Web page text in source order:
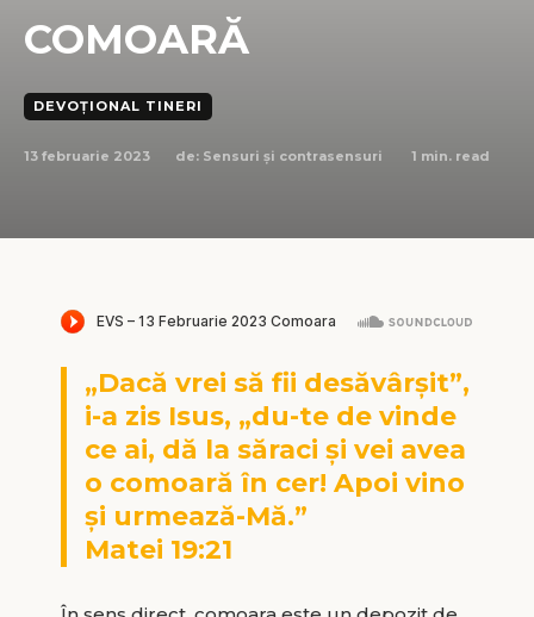
COMOARĂ
DEVOȚIONAL TINERI
13 februarie 2023 de: Sensuri și contrasensuri 1 min. read
„Dacă vrei să fii desăvârșit”,
i-a zis Isus, „du-te de vinde
ce ai, dă la săraci și vei avea
o comoară în cer! Apoi vino
și urmează-Mă.”
Matei 19:21